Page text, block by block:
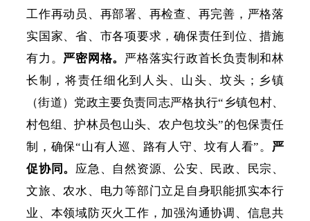
工作再动员、再部署、再检查、再完善，严格落
实国家、省、市各项要求，确保责任到位、措施
有力。 严密网格。 严格落实行政首长负责制和林
长制，将责任细化到人头、山头、坟头；乡镇
（街道）党政主要负责同志严格执行“乡镇包村、
村包组、护林员包山头、农户包坟头”的包保责任
制，确保“山有人巡、路有人守、坟有人看”。 严
促协同。 应急、自然资源、公安、民政、民宗、
文旅、农水、电力等部门立足自身职能抓实本行
业、本领域防灭火工作，加强沟通协调、信息共